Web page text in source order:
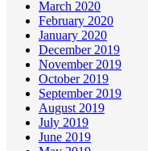
March 2020
February 2020
January 2020
December 2019
November 2019
October 2019
September 2019
August 2019
July 2019
June 2019